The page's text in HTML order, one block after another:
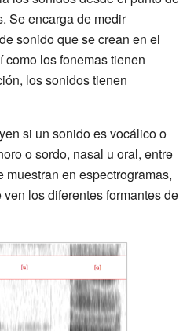
Se encarga de medir
sonido que se crean en el
los fonemas tienen
los sonidos tienen
si un sonido es vocálico o
o sordo, nasal u oral, entre
en espectrogramas,
los diferentes formantes de